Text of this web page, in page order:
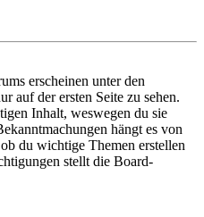
erscheinen unter den
auf der ersten Seite zu sehen.
Inhalt, weswegen du sie
hängt es von
du wichtige Themen erstellen
stellt die Board-